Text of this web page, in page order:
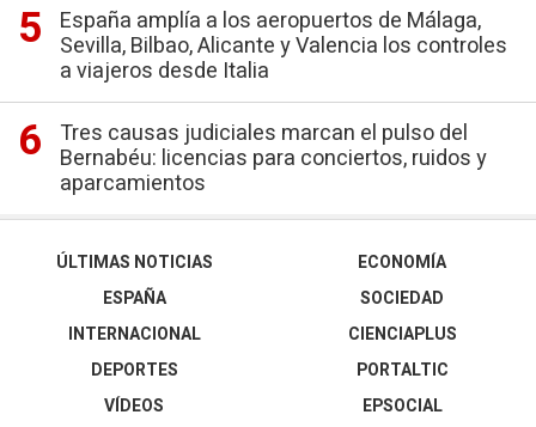
España amplía a los aeropuertos de Málaga,
Sevilla, Bilbao, Alicante y Valencia los controles
a viajeros desde Italia
Tres causas judiciales marcan el pulso del
Bernabéu: licencias para conciertos, ruidos y
aparcamientos
ÚLTIMAS NOTICIAS
ESPAÑA
INTERNACIONAL
DEPORTES
VÍDEOS
ECONOMÍA
SOCIEDAD
CIENCIAPLUS
PORTALTIC
EPSOCIAL